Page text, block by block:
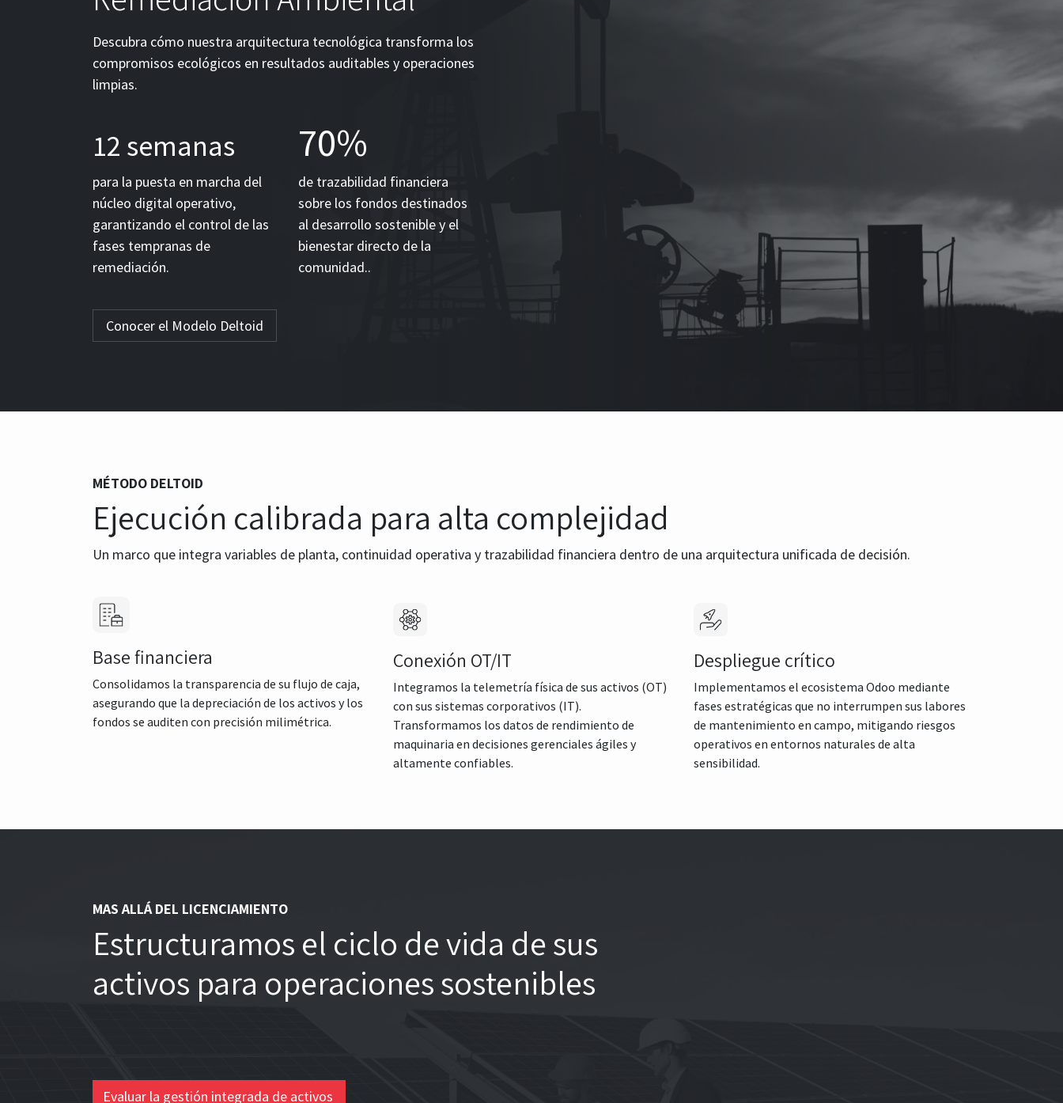
Descubra cómo nuestra arquitectura tecnológica transforma los
compromisos ecológicos en resultados auditables y operaciones
limpias.
12 semanas
para la puesta en marcha del
núcleo digital operativo,
garantizando el control de las
fases tempranas de
remediación.
70%
de trazabilidad financiera
sobre los fondos destinados
al desarrollo sostenible y el
bienestar directo de la
comunidad..
Conocer el Modelo Deltoid
MÉTODO DELTOID
Ejecución calibrada para alta complejidad
Un marco que integra variables de planta, continuidad operativa y trazabilidad financiera dentro de una arquitectura unificada de decisión.
Base financiera
Consolidamos la transparencia de su flujo de caja,
asegurando que la depreciación de los activos y los
fondos se auditen con precisión milimétrica.
Conexión OT/IT
Integramos la telemetría física de sus activos (OT)
con sus sistemas corporativos (IT).
Transformamos los datos de rendimiento de
maquinaria en decisiones gerenciales ágiles y
altamente confiables.
Despliegue crítico
Implementamos el ecosistema Odoo mediante
fases estratégicas que no interrumpen sus labores
de mantenimiento en campo, mitigando riesgos
operativos en entornos naturales de alta
sensibilidad.
MAS ALLÁ DEL LICENCIAMIENTO
Estructuramos el ciclo de vida de sus
activos para operaciones sostenibles
Evaluar la gestión integrada de activos